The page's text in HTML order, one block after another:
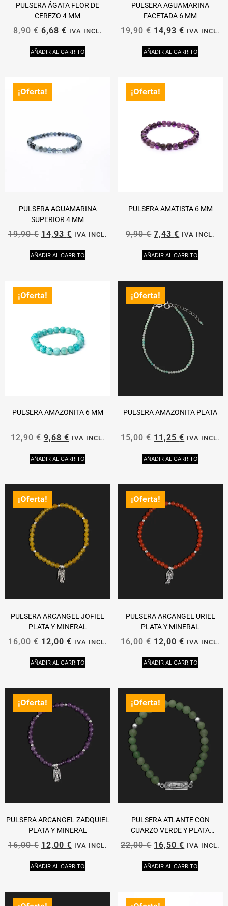
PULSERA ÁGATA FLOR DE
CEREZO 4 MM
8,90€ 6,68 € IVA INCL.
AÑADIR AL CARRITO
PULSERA AGUAMARINA
FACETADA 6 MM
19,90€ 14,93€ IVA INCL.
AÑADIR AL CARRITO
¡Oferta!
PULSERA AGUAMARINA
SUPERIOR 4 MM
19,90€ 14,93 € IVA INCL.
AÑADIR AL CARRITO
¡Oferta!
PULSERA AMATISTA 6 MM
9,90€ 7,43€ IVA INCL.
AÑADIR AL CARRITO
¡Oferta!
PULSERA AMAZONITA 6 MM
12,90€ 9,68 € IVA INCL.
AÑADIR AL CARRITO
¡Oferta!
PULSERA AMAZONITA PLATA
15,00€ 11,25€ IVA INCL.
AÑADIR AL CARRITO
¡Oferta!
PULSERA ARCANGEL JOFIEL
PLATA Y MINERAL
16,00€ 12,00 € IVA INCL.
AÑADIR AL CARRITO
¡Oferta!
PULSERA ARCANGEL URIEL
PLATA Y MINERAL
16,00€ 12,00€ IVA INCL.
AÑADIR AL CARRITO
¡Oferta!
PULSERA ARCANGEL ZADQUIEL
PLATA Y MINERAL
16,00€ 12,00 € IVA INCL.
AÑADIR AL CARRITO
¡Oferta!
PULSERA ATLANTE CON
CUARZO VERDE Y PLATA
ELASTICA
22,00€ 16,50€ IVA INCL.
AÑADIR AL CARRITO